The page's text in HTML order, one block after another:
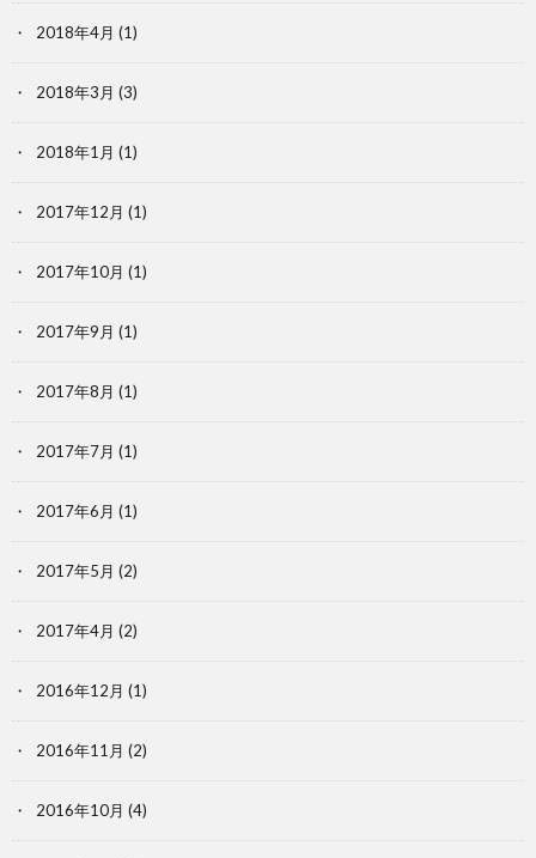
2018年4月 (1)
2018年3月 (3)
2018年1月 (1)
2017年12月 (1)
2017年10月 (1)
2017年9月 (1)
2017年8月 (1)
2017年7月 (1)
2017年6月 (1)
2017年5月 (2)
2017年4月 (2)
2016年12月 (1)
2016年11月 (2)
2016年10月 (4)